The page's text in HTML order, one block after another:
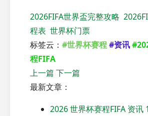
2026FIFA世界盃完整攻略
程表 世界杯门票
标签云： #世界杯赛程#资讯
程FIFA
上一篇 下一篇
最新文章：
2026 世界杯赛程FIFA 资讯